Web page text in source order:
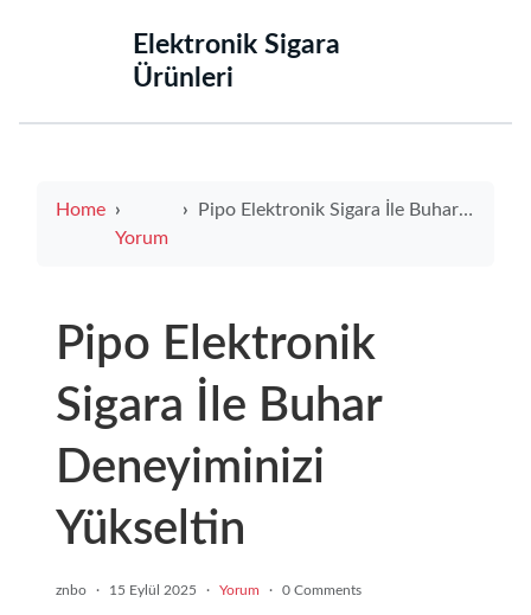
‌Elektronik Sigara
Ürünleri‌
Home
Yorum
Pipo Elektronik Sigara İle Buhar Deneyiminizi Yükseltin
Pipo Elektronik
Sigara İle Buhar
Deneyiminizi
Yükseltin
znbo · 15 Eylül 2025 · Yorum · 0 Comments